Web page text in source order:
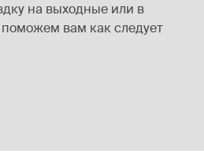
на выходные или в
вам как следует